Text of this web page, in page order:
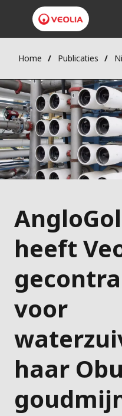
Home Publicaties
heeft
voor
haar